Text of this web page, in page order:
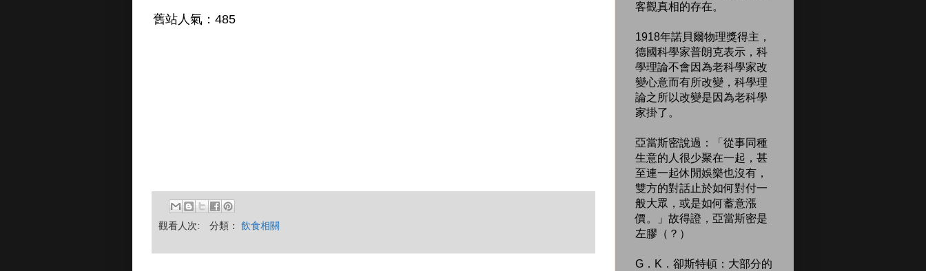
舊站人氣：485
觀看人次: 分類： 飲食相關
客觀真相的存在。
1918年諾貝爾物理獎得主，
德國科學家普朗克表示，科
學理論不會因為老科學家改
變心意而有所改變，科學理
論之所以改變是因為老科學
家掛了。
亞當斯密說過：「從事同種
生意的人很少聚在一起，甚
至連一起休閒娛樂也沒有，
雙方的對話止於如何對付一
般大眾，或是如何蓄意漲
價。」故得證，亞當斯密是
左膠（？）
G．K．卻斯特頓：大部分的